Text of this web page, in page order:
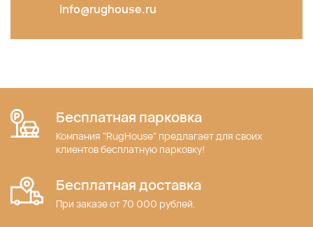
info@rughouse.ru
Бесплатная парковка
Компания "RugHouse" предлагает для своих
клиентов бесплатную парковку!
Бесплатная доставка
При заказе от 70 000 рублей.